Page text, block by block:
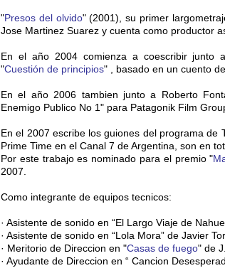
"Presos del olvido" (2001), su primer
Jose Martinez Suarez y cuenta como productor
En el año 2004 comienza a coescribir junto
"Cuestión de principios" , basado en un cuento
En el año 2006 tambien junto a Roberto
Enemigo Publico No 1" para Patagonik Film
En el 2007 escribe los guiones del programa
Prime Time en el Canal 7 de Argentina, son en
Por este trabajo es nominado para el premio "
2007.
Como integrante de equipos tecnicos:
· Asistente de sonido en “El Largo Viaje de
· Asistente de sonido en “Lola Mora” de Javier
· Meritorio de Direccion en "Casas de fuego" de
· Ayudante de Direccion en “ Cancion